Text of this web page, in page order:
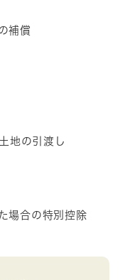
補償
地の引渡し
場合の特別控除